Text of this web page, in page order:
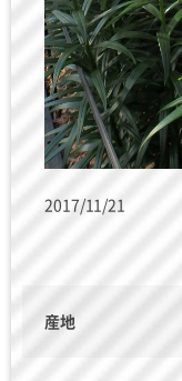
2017/11/21
産地